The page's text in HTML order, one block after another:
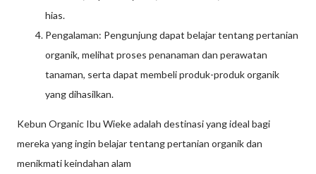
hias.
Pengalaman: Pengunjung dapat belajar tentang pertanian
organik, melihat proses penanaman dan perawatan
tanaman, serta dapat membeli produk-produk organik
yang dihasilkan.
Kebun Organic Ibu Wieke adalah destinasi yang ideal bagi
mereka yang ingin belajar tentang pertanian organik dan
menikmati keindahan alam